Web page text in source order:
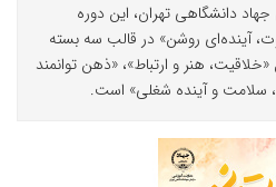
دانشگاهی تهران، این دوره
آینده‌ای روشن» در قالب سه بسته
هنر و ارتباط»، «ذهن توانمند
سلامت و آینده شغلی» است.